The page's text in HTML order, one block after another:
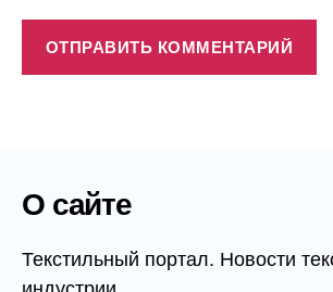
О сайте
Текстильный портал. Новости